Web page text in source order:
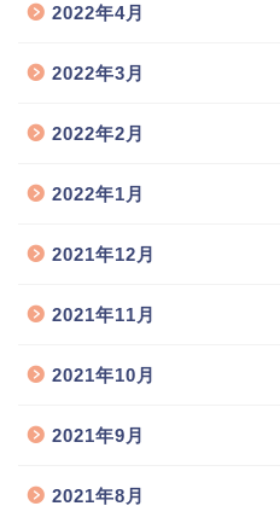
2022年4月
2022年3月
2022年2月
2022年1月
2021年12月
2021年11月
2021年10月
2021年9月
2021年8月